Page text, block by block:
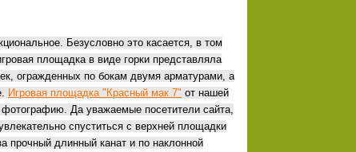
Безусловно это касается, в том
площадка в виде горки представляла
огражденных по бокам двумя арматурами, а
Игровая площадка "Красный мак 7" от нашей
Да уважаемые посетители сайта,
спуститься с верхней площадки
прочный длинный канат и по наклонной